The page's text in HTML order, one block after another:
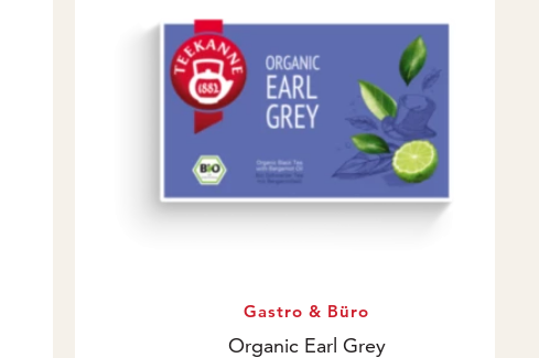
Gastro & Büro
Organic Earl Grey